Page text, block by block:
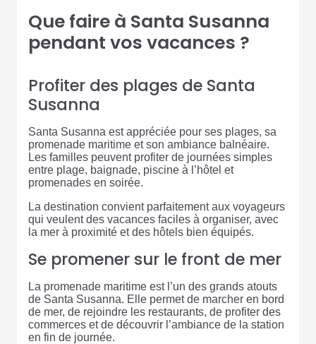
Que faire à Santa Susanna
pendant vos vacances ?
Profiter des plages de Santa
Susanna
Santa Susanna est appréciée pour ses plages, sa
promenade maritime et son ambiance balnéaire.
Les familles peuvent profiter de journées simples
entre plage, baignade, piscine à l’hôtel et
promenades en soirée.
La destination convient parfaitement aux voyageurs
qui veulent des vacances faciles à organiser, avec
la mer à proximité et des hôtels bien équipés.
Se promener sur le front de mer
La promenade maritime est l’un des grands atouts
de Santa Susanna. Elle permet de marcher en bord
de mer, de rejoindre les restaurants, de profiter des
commerces et de découvrir l’ambiance de la station
en fin de journée.